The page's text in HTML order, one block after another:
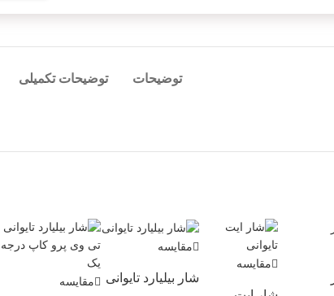
توضیحات توضیحات تکمیلی
مقایسه
مقایسه
شار بیلیارد تایوانی مقایسه